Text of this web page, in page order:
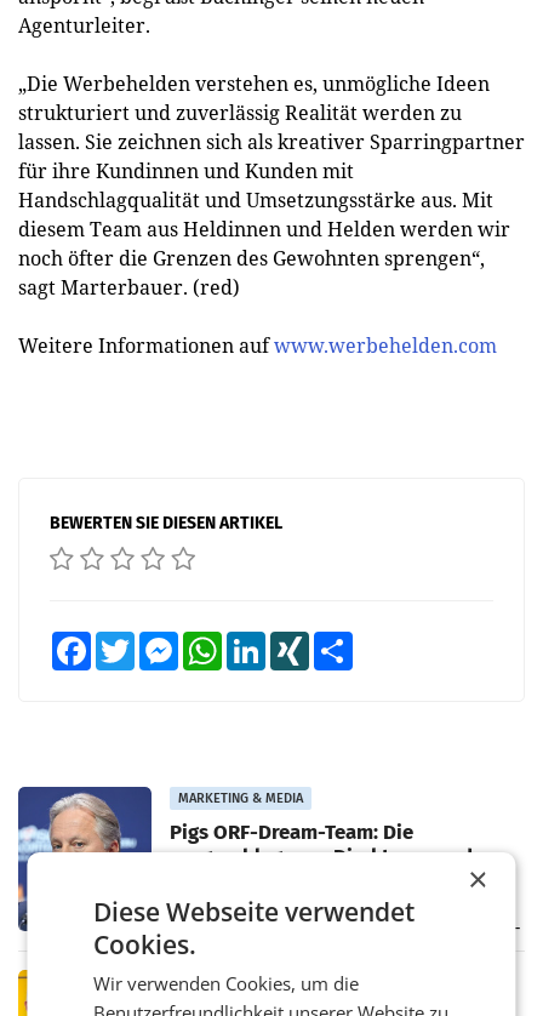
Agenturleiter.
„Die Werbehelden verstehen es, unmögliche Ideen
strukturiert und zuverlässig Realität werden zu
lassen. Sie zeichnen sich als kreativer Sparringpartner
für ihre Kundinnen und Kunden mit
Handschlagqualität und Umsetzungsstärke aus. Mit
diesem Team aus Heldinnen und Helden werden wir
noch öfter die Grenzen des Gewohnten sprengen“,
sagt Marterbauer. (red)
Weitere Informationen aufwww.werbehelden.com
BEWERTEN SIE DIESEN ARTIKEL
FacebookTwitter MessengerWhatsAppLinkedInXING
MARKETING & MEDIA
Pigs ORF-Dream-Team: Die
vorgeschlagenen Direktoren und
Morgen wählt der ORF Stiftungsrat die ORF-
Direktorinnen und -Direktoren, sowie die
Landesdirektorinnen und -direktoren. Das 13-
köpfige Wunschteam des ab 1. Jänner 2027
amtierenden
PRIMENEWS
×
Diese Webseite verwendet
Cookies.
Wir verwenden Cookies, um die